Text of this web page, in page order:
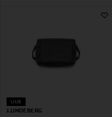
UUS
J.LINDEBERG